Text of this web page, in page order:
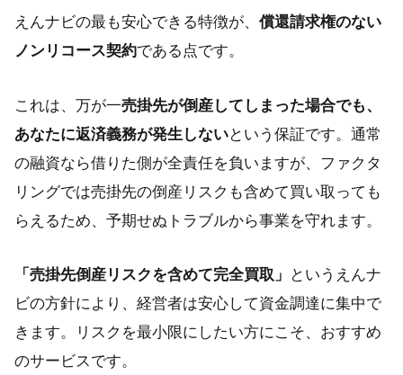
えんナビの最も安心できる特徴が、 償還請求権のない
ノンリコース契約である点です。
これは、万が一売掛先が倒産してしまった場合でも、
あなたに返済義務が発生しないという保証です。通常
の融資なら借りた側が全責任を負いますが、ファクタ
リングでは売掛先の倒産リスクも含めて買い取っても
らえるため、予期せぬトラブルから事業を守れます。
「売掛先倒産リスクを含めて完全買取」
というえんナ
ビの方針により、経営者は安心して資金調達に集中で
きます。リスクを最小限にしたい方にこそ、おすすめ
のサービスです。